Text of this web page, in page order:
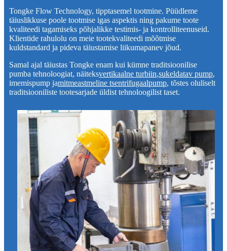
Tongke Flow Technology, tipptasemel tootmine. Püüdleme
täiuslikkuse poole tootmise igas aspektis ning pakume toote
kvaliteedi tagamiseks põhjalikke testimis- ja kontrolliteenuseid.
Klientide rahulolu on meie tootekvaliteedi mõõtmise
kuldstandard ja pideva täiustamise liikumapanev jõud.
Samal ajal täiustas Tongke enam kui kümne traditsioonilise
pumba tehnoloogiat, näiteksvertikaalne turbiin,sukeldatav pump,
imemispump jamitmeastmeline tsentrifugaalpump, tõstes oluliselt
traditsiooniliste tootesarjade üldist tehnoloogilist taset.